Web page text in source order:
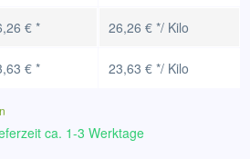
€ * 26,26 € */ Kilo
€ * 23,63 € */ Kilo
ca. 1-3 Werktage